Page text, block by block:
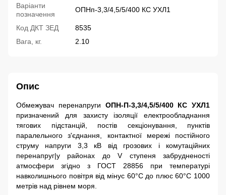
Варіанти
позначення
ОПНп-3,3/4,5/5/400 КС УХЛ1
Код ДКТ ЗЕД
8535
Вага, кг.
2.10
Опис
Обмежувач перенапруги ОПН-П-3,3/4,5/5/400 КС УХЛ1
призначений для захисту ізоляції електрообладнання
тягових підстанцій, постів секціонування, пунктів
паралельного з'єднання, контактної мережі постійного
струму напруги 3,3 кВ від грозових і комутаційних
перенапруг|у районах до V ступеня забрудненості
атмосфери згідно з ГОСТ 28856 при температурі
навколишнього повітря від мінус 60°С до плюс 60°С 1000
метрів над рівнем моря.